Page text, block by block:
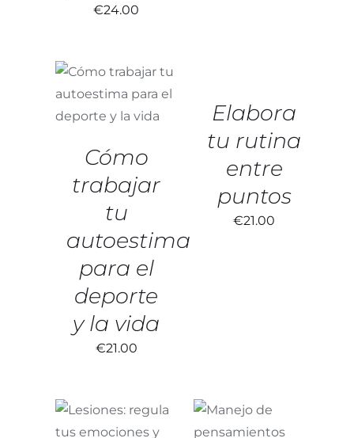
€24.00
AÑADIR AL
CARRITO
/
DETALLES
Cómo
trabajar
tu
autoestima
para el
deporte
y la vida
€21.00
DETALLES
Elabora
tu rutina
entre
puntos
€21.00
AÑADIR AL
AÑADIR AL